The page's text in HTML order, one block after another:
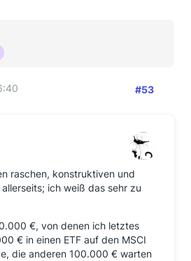
#53
raschen, konstruktiven und
ich weiß das sehr zu
€, von denen ich letztes
€ in einen ETF auf den MSCI
die anderen 100.000 € warten